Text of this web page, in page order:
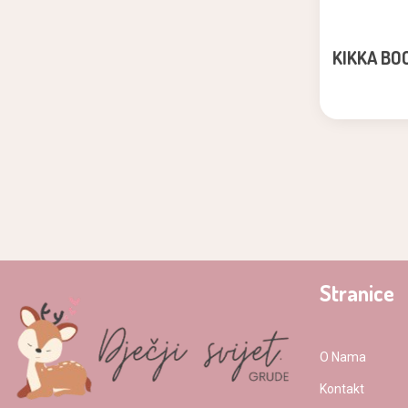
KIKKA
Stranice
O Nama
Kontakt